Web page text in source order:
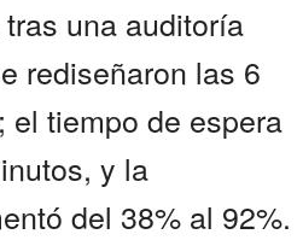
una auditoría
rediseñaron las 6
el tiempo de espera
y la
del 38% al 92%.